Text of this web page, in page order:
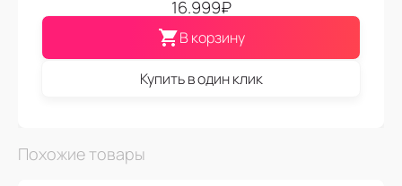
16.999₽
В корзину
Купить в один клик
Похожие товары